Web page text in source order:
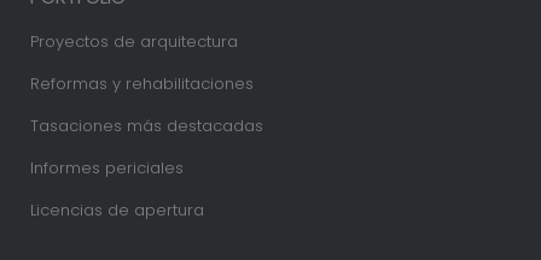
Proyectos de arquitectura
Reformas y rehabilitaciones
Tasaciones más destacadas
Informes periciales
Licencias de apertura